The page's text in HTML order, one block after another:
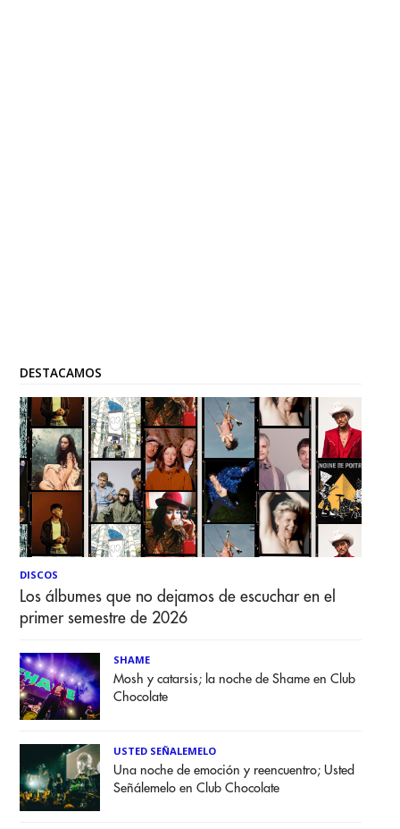
DESTACAMOS
DISCOS
Los álbumes que no dejamos de escuchar en el
primer semestre de 2026
SHAME
Mosh y catarsis; la noche de Shame en Club
Chocolate
USTED SEÑALEMELO
Una noche de emoción y reencuentro; Usted
Señálemelo en Club Chocolate